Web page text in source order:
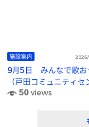
施設案内
9月5日 みんなで歌お
（戸田コミュニティセ
ー）50views